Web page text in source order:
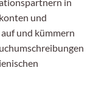
in
und
und kümmern